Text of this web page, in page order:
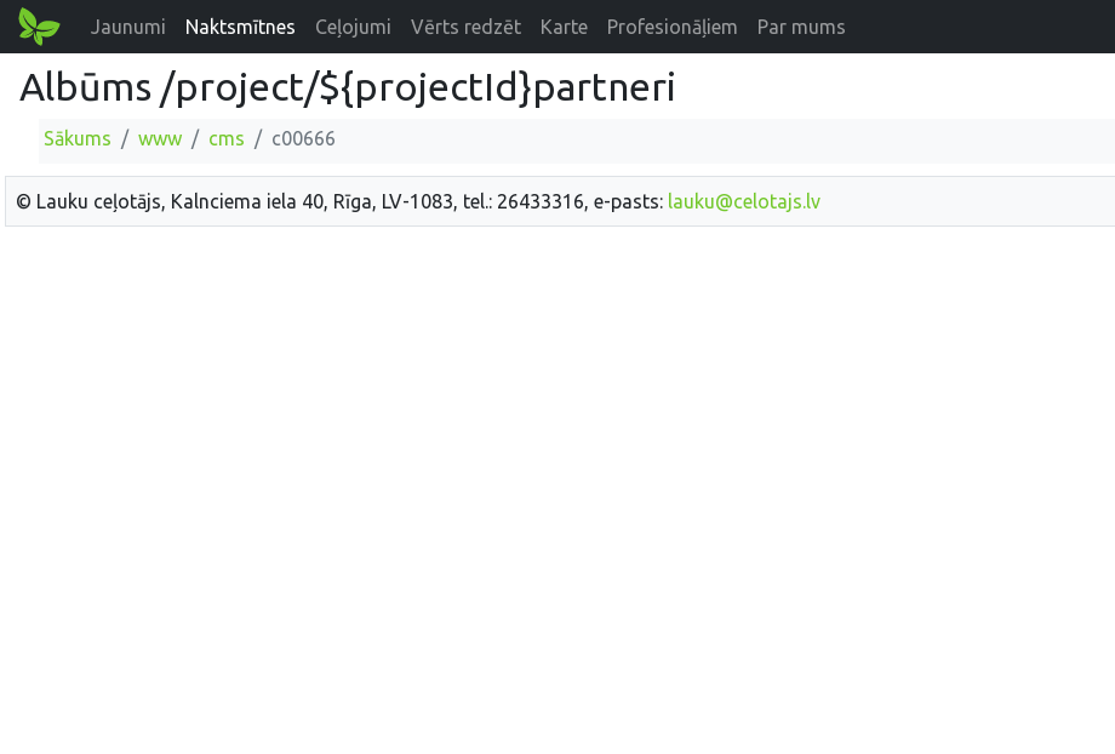
Jaunumi Naktsmītnes Ceļojumi Vērts redzēt Karte Profesionāļiem Par mums
Albūms /project/${projectId}partneri
Sākums www cms c00666
© Lauku ceļotājs, Kalnciema iela 40, Rīga, LV-1083, tel.: 26433316, e-pasts: lauku@celotajs.lv